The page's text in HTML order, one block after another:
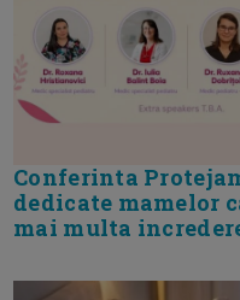
Conferinta
dedicate mamelor
mai multa